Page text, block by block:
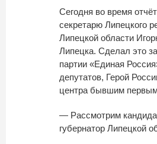
Сегодня во время
секретарю Липецкого
Липецкой области
Липецка. Сделал это
партии «Единая Россия
депутатов, Герой
центра бывшим
— Рассмотрим
губернатор Липецкой